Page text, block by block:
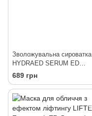
Зволожувальна сироватка
HYDRAED SERUM ED
Cosmetics, 15 мл
689 грн